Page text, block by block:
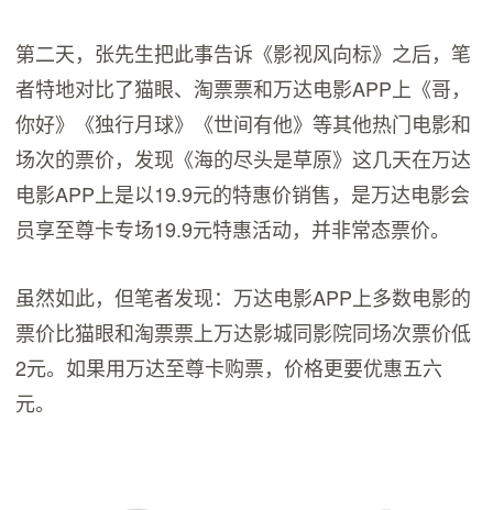
第二天，张先生把此事告诉《影视风向标》之后，笔
者特地对比了猫眼、淘票票和万达电影APP上《哥，
你好》《独行月球》《世间有他》等其他热门电影和
场次的票价，发现《海的尽头是草原》这几天在万达
电影APP上是以19.9元的特惠价销售，是万达电影会
员享至尊卡专场19.9元特惠活动，并非常态票价。
虽然如此，但笔者发现：万达电影APP上多数电影的
票价比猫眼和淘票票上万达影城同影院同场次票价低
2元。如果用万达至尊卡购票，价格更要优惠五六
元。